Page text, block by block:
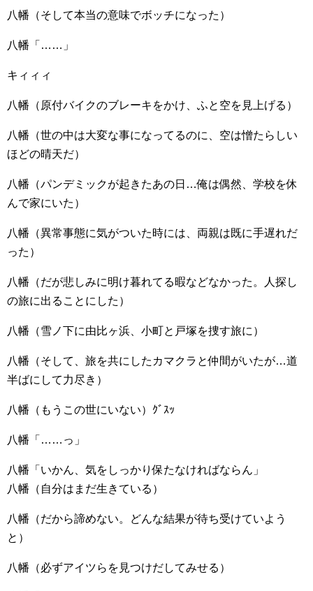
八幡（そして本当の意味でボッチになった）
八幡「……」
キィィィ
八幡（原付バイクのブレーキをかけ、ふと空を見上げる）
八幡（世の中は大変な事になってるのに、空は憎たらしい
ほどの晴天だ）
八幡（パンデミックが起きたあの日…俺は偶然、学校を休
んで家にいた）
八幡（異常事態に気がついた時には、両親は既に手遅れだ
った）
八幡（だが悲しみに明け暮れてる暇などなかった。人探し
の旅に出ることにした）
八幡（雪ノ下に由比ヶ浜、小町と戸塚を捜す旅に）
八幡（そして、旅を共にしたカマクラと仲間がいたが…道
半ばにして力尽き）
八幡（もうこの世にいない）ｸﾞｽｯ
八幡「……っ」
八幡「いかん、気をしっかり保たなければならん」
八幡（自分はまだ生きている）
八幡（だから諦めない。どんな結果が待ち受けていよう
と）
八幡（必ずアイツらを見つけだしてみせる）